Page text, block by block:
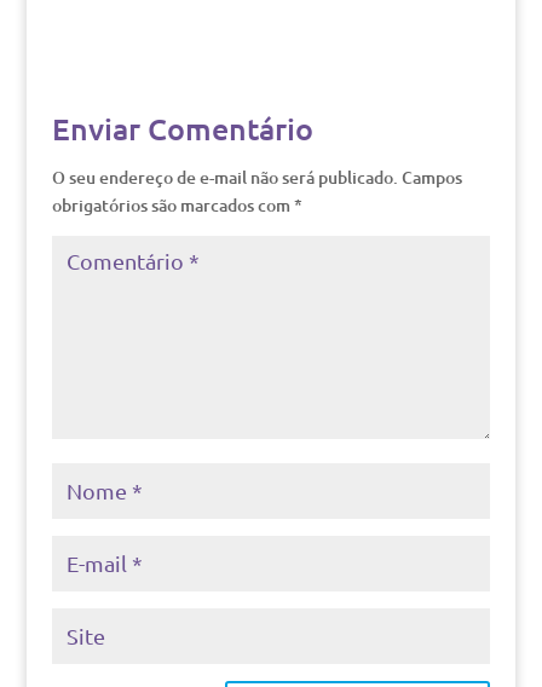
Enviar Comentário
O seu endereço de e-mail não será publicado. Campos
obrigatórios são marcados com *